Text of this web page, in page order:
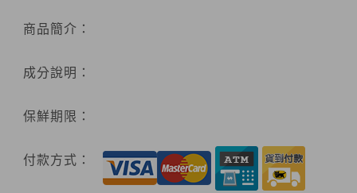
商品簡介：
成分說明：
保鮮期限：
付款方式：